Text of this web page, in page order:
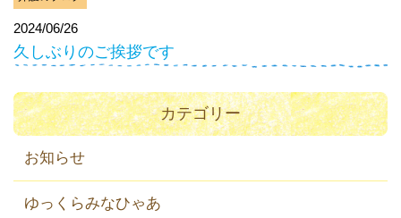
2024/06/26
久しぶりのご挨拶です
カテゴリー
お知らせ
ゆっくらみなひゃあ